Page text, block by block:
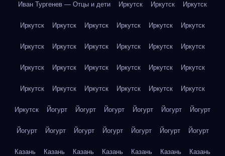
Иван Тургенев — Отцы и дети Иркутск Иркутск Иркутск
Иркутск Иркутск Иркутск Иркутск Иркутск Иркутск
Иркутск Иркутск Иркутск Иркутск Иркутск Иркутск
Иркутск Иркутск Иркутск Иркутск Иркутск Иркутск
Иркутск Иркутск Иркутск Иркутск Иркутск Иркутск
Иркутск Йогурт Йогурт Йогурт Йогурт Йогурт Йогурт
Йогурт Йогурт Йогурт Йогурт Йогурт Йогурт Йогурт
Казань Казань Казань Казань Казань Казань Казань